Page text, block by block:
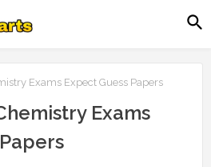
Exams Expect Guess Papers
Exams